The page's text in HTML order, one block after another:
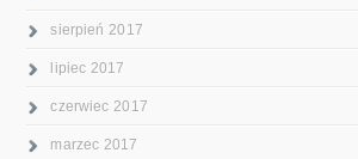
sierpień 2017
lipiec 2017
czerwiec 2017
marzec 2017